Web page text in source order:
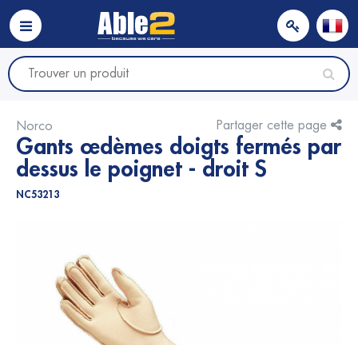
Partager cette page
Norco
Gants œdèmes doigts fermés par
dessus le poignet - droit S
NC53213